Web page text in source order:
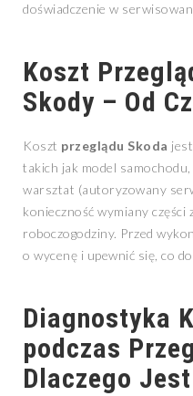
doświadczenie w
Koszt
Skody – Od
Koszt przeglądu Skoda
takich jak model
warsztat (autoryzowany
konieczność wymiany części
roboczogodziny. Przed
o wycenę i upewnić się, co
Diagnostyka
podczas
Dlaczego